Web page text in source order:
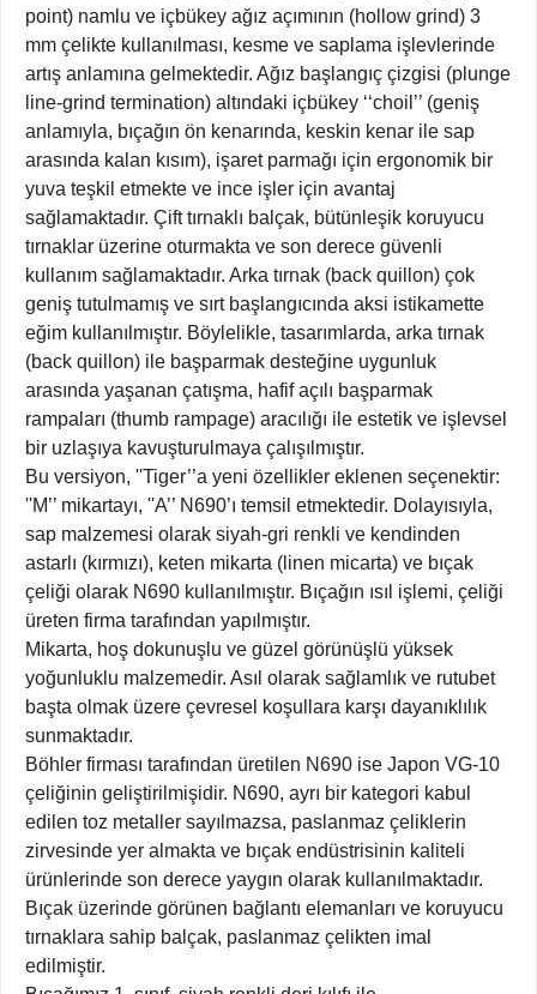
point) namlu ve içbükey ağız açımının (hollow grind) 3
mm çelikte kullanılması, kesme ve saplama işlevlerinde
artış anlamına gelmektedir. Ağız başlangıç çizgisi (plunge
line-grind termination) altındaki içbükey ‘‘choil’’ (geniş
anlamıyla, bıçağın ön kenarında, keskin kenar ile sap
arasında kalan kısım), işaret parmağı için ergonomik bir
yuva teşkil etmekte ve ince işler için avantaj
sağlamaktadır. Çift tırnaklı balçak, bütünleşik koruyucu
tırnaklar üzerine oturmakta ve son derece güvenli
kullanım sağlamaktadır. Arka tırnak (back quillon) çok
geniş tutulmamış ve sırt başlangıcında aksi istikamette
eğim kullanılmıştır. Böylelikle, tasarımlarda, arka tırnak
(back quillon) ile başparmak desteğine uygunluk
arasında yaşanan çatışma, hafif açılı başparmak
rampaları (thumb rampage) aracılığı ile estetik ve işlevsel
bir uzlaşıya kavuşturulmaya çalışılmıştır.
Bu versiyon, ''Tiger’’a yeni özellikler eklenen seçenektir:
''M’’ mikartayı, ''A’’ N690’ı temsil etmektedir. Dolayısıyla,
sap malzemesi olarak siyah-gri renkli ve kendinden
astarlı (kırmızı), keten mikarta (linen micarta) ve bıçak
çeliği olarak N690 kullanılmıştır. Bıçağın ısıl işlemi, çeliği
üreten firma tarafından yapılmıştır.
Mikarta, hoş dokunuşlu ve güzel görünüşlü yüksek
yoğunluklu malzemedir. Asıl olarak sağlamlık ve rutubet
başta olmak üzere çevresel koşullara karşı dayanıklılık
sunmaktadır.
Böhler firması tarafından üretilen N690 ise Japon VG-10
çeliğinin geliştirilmişidir. N690, ayrı bir kategori kabul
edilen toz metaller sayılmazsa, paslanmaz çeliklerin
zirvesinde yer almakta ve bıçak endüstrisinin kaliteli
ürünlerinde son derece yaygın olarak kullanılmaktadır.
Bıçak üzerinde görünen bağlantı elemanları ve koruyucu
tırnaklara sahip balçak, paslanmaz çelikten imal
edilmiştir.